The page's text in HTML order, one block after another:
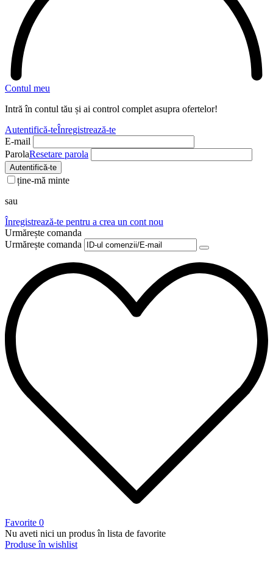
Contul meu
Intră în contul tău și ai control complet asupra ofertelor!
Autentifică-teÎnregistrează-te
E-mail
ParolaResetare parola
Autentifică-te
ține-mă minte
sau
Înregistrează-te pentru a crea un cont nou
Urmărește comanda
Urmărește comanda
Favorite 0
Nu aveti nici un produs în lista de favorite
Produse în wishlist